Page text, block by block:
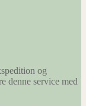
og
denne service med